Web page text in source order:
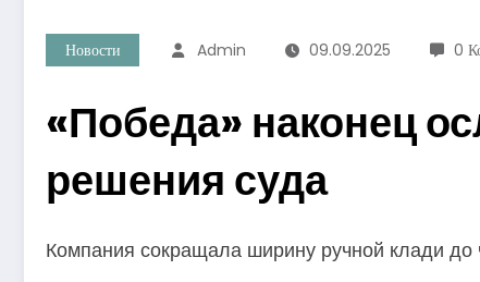
Новости Admin 09.09.2025 0
«Победа» наконец
решения суда
Компания сокращала ширину ручной клади до